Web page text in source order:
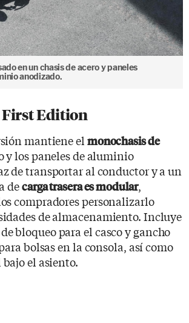
en un chasis de acero y paneles
anodizado.
First Edition
mantiene el monochasis de
y los paneles de aluminio
de transportar al conductor y a un
decarga trasera es modular,
compradores personalizarlo
de almacenamiento. Incluye
bloqueo para el casco y gancho
bolsas en la consola, así como
el asiento.